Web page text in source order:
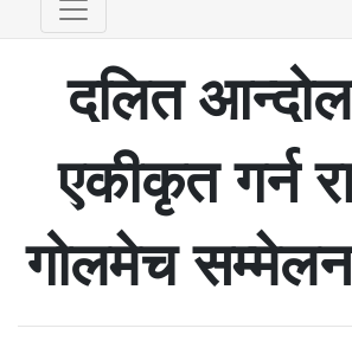
दलित
एकीकृत गर्न
गोलमेच